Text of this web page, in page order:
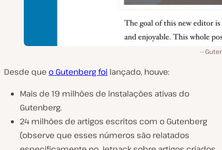
Desde que o Gutenberg foi lançado, houve:
Mais de 19 milhões de instalações ativas do
Gutenberg.
24 milhões de artigos escritos com o Gutenberg
(observe que esses números são relatados